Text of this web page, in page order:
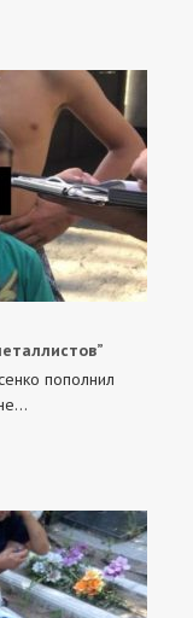
пополнил